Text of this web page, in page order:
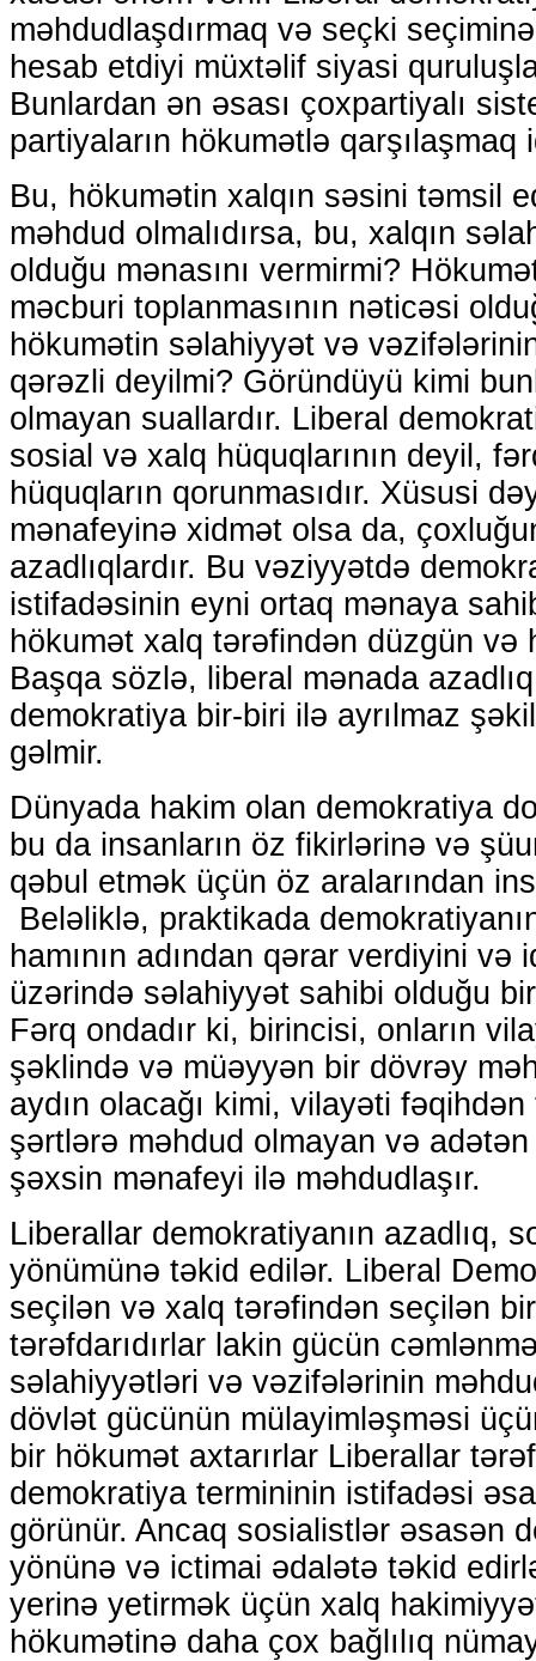
məhdudlaşdırmaq və seçki
hesab etdiyi müxtəlif siyasi
Bunlardan ən əsası çoxpartiyalı
partiyaların hökumətlə qarşılaşmaq
Bu, hökumətin xalqın səsini təmsil
məhdud olmalıdırsa, bu, xalqın
olduğu mənasını vermirmi?
məcburi toplanmasının nəticəsi
hökumətin səlahiyyət və
qərəzli deyilmi? Göründüyü kimi
olmayan suallardır. Liberal
sosial və xalq hüquqlarının deyil,
hüquqların qorunmasıdır. Xüsusi
mənafeyinə xidmət olsa da,
azadlıqlardır. Bu vəziyyətdə
istifadəsinin eyni ortaq mənaya
hökumət xalq tərəfindən düzgün və
Başqa sözlə, liberal mənada
demokratiya bir-biri ilə ayrılmaz
gəlmir.
Dünyada hakim olan demokratiya
bu da insanların öz fikirlərinə və
qəbul etmək üçün öz aralarından
Beləliklə, praktikada
hamının adından qərar verdiyini və
üzərində səlahiyyət sahibi olduğu
Fərq ondadır ki, birincisi, onların
şəklində və müəyyən bir dövrəy
aydın olacağı kimi, vilayəti
şərtlərə məhdud olmayan və
şəxsin mənafeyi ilə məhdudlaşır.
Liberallar demokratiyanın azadlıq,
yönümünə təkid edilər. Liberal
seçilən və xalq tərəfindən seçilən
tərəfdarıdırlar lakin gücün
səlahiyyətləri və vəzifələrinin
dövlət gücünün mülayimləşməsi
bir hökumət axtarırlar Liberallar
demokratiya termininin istifadəsi
görünür. Ancaq sosialistlər əsasən
yönünə və ictimai ədalətə təkid
yerinə yetirmək üçün xalq
hökumətinə daha çox bağlılıq